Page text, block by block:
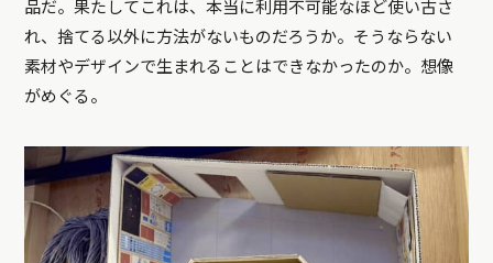
品だ。果たしてこれは、本当に利用不可能なほど使い古さ
れ、捨てる以外に方法がないものだろうか。そうならない
素材やデザインで生まれることはできなかったのか。想像
がめぐる。